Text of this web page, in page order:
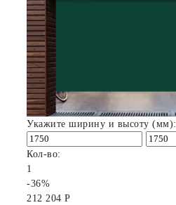
Укажите ширину и высоту (мм):
Кол-во:
1
-36%
212 204 Р